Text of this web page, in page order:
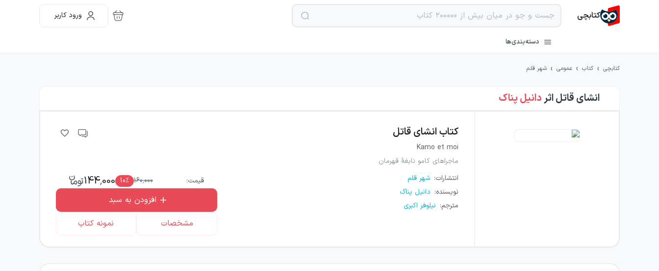
کتابچی ورود کاربر
دسته‌بندی‌ها
کتابچی › کتاب › عمومی › شهر قلم
انشای قاتلاثردانیل پناک
کتاب انشای قاتل
Kamo et moi
ماجراهای کامو نابغهٔ قهرمان
انتشارات: شهر قلم
نویسنده: دانیل پناک
مترجم: نیلوفر اکبری
قیمت: 160,000
10٪ 144,000
افزودن به سبد
مشخصات
نمونه کتاب